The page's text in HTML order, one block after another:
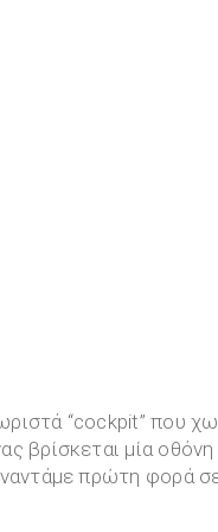
“cockpit” που
βρίσκεται μία
πρώτη φορά